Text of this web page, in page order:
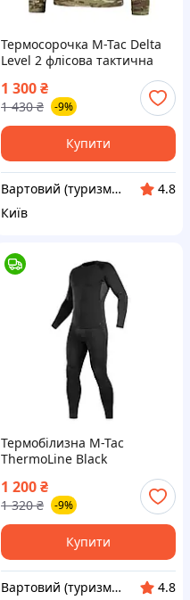
Термосорочка M-Tac Delta
Level 2 флісова тактична
термобілизна Multicam 2XL
(7000-vart)
1 300₴
1 430 ₴ -9%
Купити
Вартовий (туризм, полювання та рибалка)
4.8
Київ
Термобілизна M-Tac
ThermoLine Black
вологовідвідна зимова L
(7000-vart)
1 200₴
1 320 ₴ -9%
Купити
Вартовий (туризм, полювання та рибалка)
4.8